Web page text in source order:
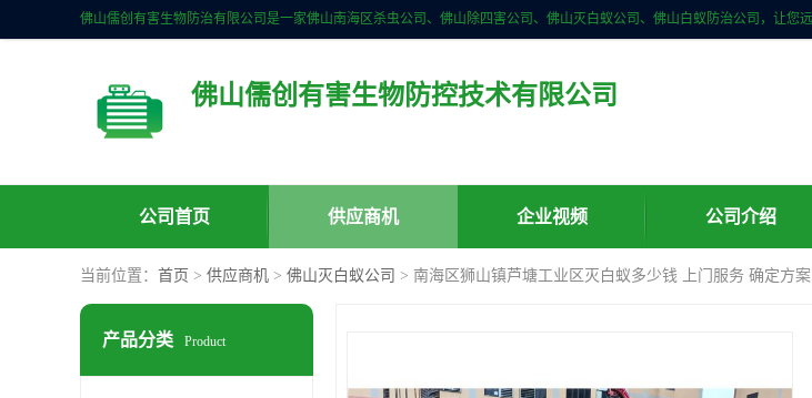
佛山儒创有害生物防控技术有限公司
公司首页 供应商机 企业视频 公司介绍
当前位置： 首页 > 供应商机 > 佛山灭白蚁公司 > 南海区狮山镇芦塘工业区灭白蚁多少钱 上门服务 确定方案
产品分类 Product